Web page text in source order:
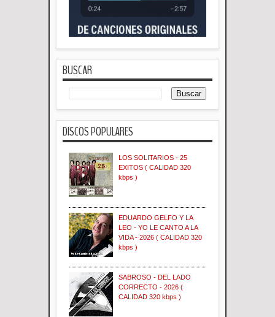
BUSCAR
DISCOS POPULARES
LOS SOLITARIOS - 25
EXITOS ( CALIDAD 320
kbps )
EDUARDO GELFO Y LA
LEO - YO LE CANTO A LA
VIDA - 2026 ( CALIDAD 320
kbps )
SABROSO - DEL LADO
CORRECTO - 2026 (
CALIDAD 320 kbps )